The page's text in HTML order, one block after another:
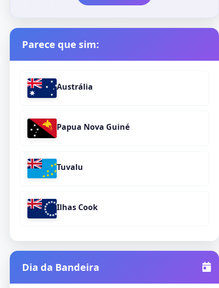
Parece que sim:
Austrália
Papua Nova Guiné
Tuvalu
Ilhas Cook
Dia da Bandeira